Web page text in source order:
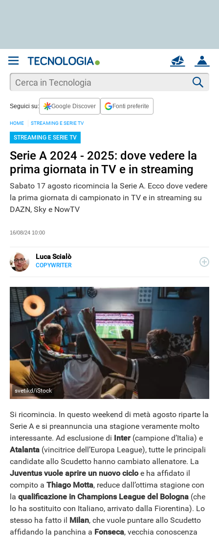
ACCOUNT
MAIL
Seguici su: Google Discover Fonti preferite
HOME STREAMING E SERIE TV
STREAMING E SERIE TV
Serie A 2024 - 2025: dove vedere la
prima giornata in TV e in streaming
Sabato 17 agosto ricomincia la Serie A. Ecco dove vedere
la prima giornata di campionato in TV e in streaming su
DAZN, Sky e NowTV
16/08/24 10:00
Luca Scialò
COPYWRITER
LINKEDIN
INSTAGRAM
FACEBOOK
SITO
consigli per gli acquisti.
svetikd/iStock
Si ricomincia. In questo weekend di metà agosto riparte la
Serie A e si preannuncia una stagione veramente molto
interessante. Ad esclusione di Inter (campione d’Italia) e
Atalanta (vincitrice dell’Europa League), tutte le principali
candidate allo Scudetto hanno cambiato allenatore. La
Juventus vuole aprire un nuovo cicloe ha affidato il
compito a Thiago Motta, reduce dall’ottima stagione con
la qualificazione in Champions League del Bologna (che
lo ha sostituito con Italiano, arrivato dalla Fiorentina). Lo
stesso ha fatto il Milan, che vuole puntare allo Scudetto
affidando la panchina a Fonseca, vecchia conoscenza